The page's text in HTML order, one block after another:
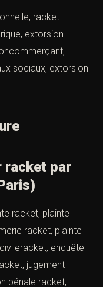
et
par
définition
racket,
racket
extorsion
sociaux,